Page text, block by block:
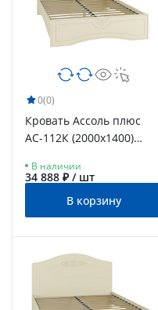
0(0)
Кровать Ассоль плюс
АС-112К (2000х1400)
В наличии
34 888 ₽ / шт
В корзину